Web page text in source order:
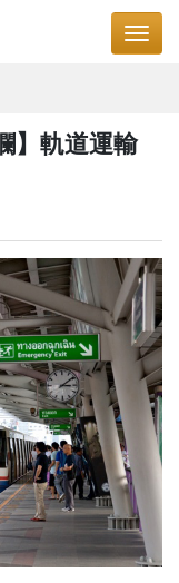
】軌道運輸